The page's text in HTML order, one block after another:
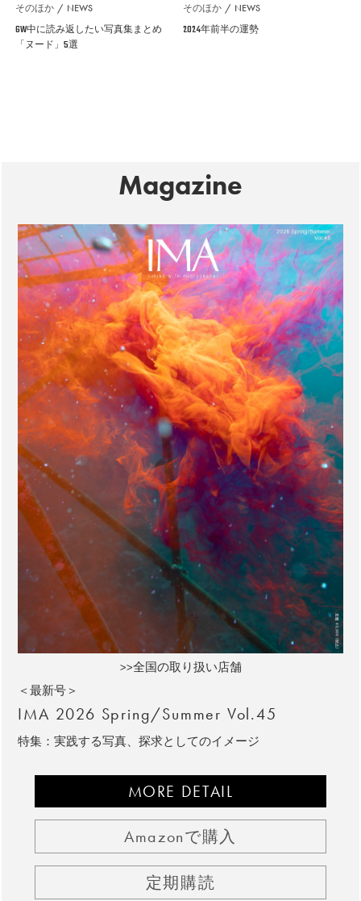
そのほか NEWS
GW中に読み返したい写真集まとめ
「ヌード」5選
そのほか NEWS
2024年前半の運勢
Magazine
>>全国の取り扱い店舗
＜最新号＞
IMA 2026 Spring/Summer Vol.45
特集：実践する写真、探求としてのイメージ
MORE DETAIL
Amazonで購入
定期購読